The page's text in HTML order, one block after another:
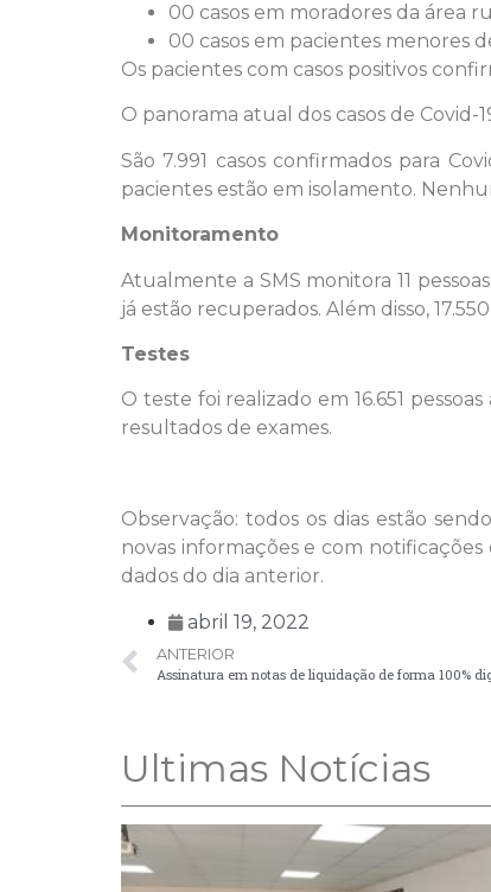
00 casos em moradores da área
00 casos em pacientes menores
Os pacientes com casos positivos
O panorama atual dos casos de
São 7.991 casos confirmados para
pacientes estão em isolamento.
Monitoramento
Atualmente a SMS monitora 11
já estão recuperados. Além disso,
Testes
O teste foi realizado em 16.651
resultados de exames.
Observação: todos os dias estão
novas informações e com
dados do dia anterior.
abril 19, 2022
ANTERIOR
Assinatura em notas de liquidação de forma 100%
Ultimas Notícias